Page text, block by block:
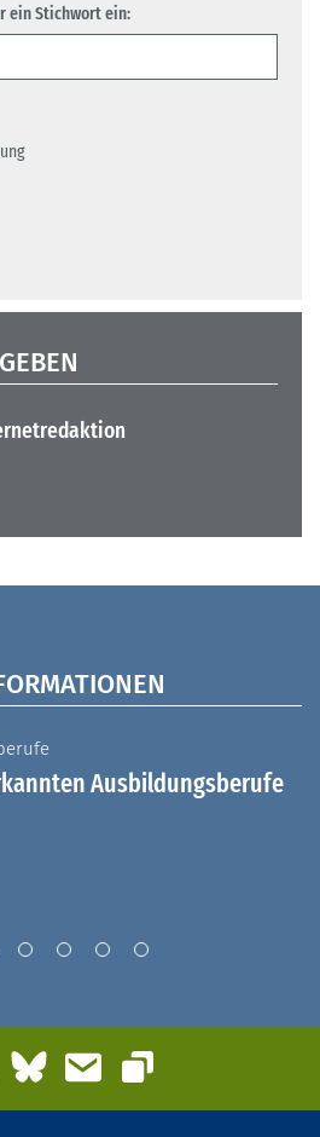
ein Stichwort ein:
Ausbildungsberufe
LinkedInBlueskyE-Mail
Link kopieren